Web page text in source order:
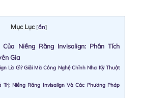
Mục Lục [ẩn]
Niềng Răng Invisalign: Phân Tích
Gia
Là Gì? Giải Mã Công Nghệ Chỉnh Nha Kỹ Thuật
Trị: Niềng Răng Invisalign Và Các Phương Pháp